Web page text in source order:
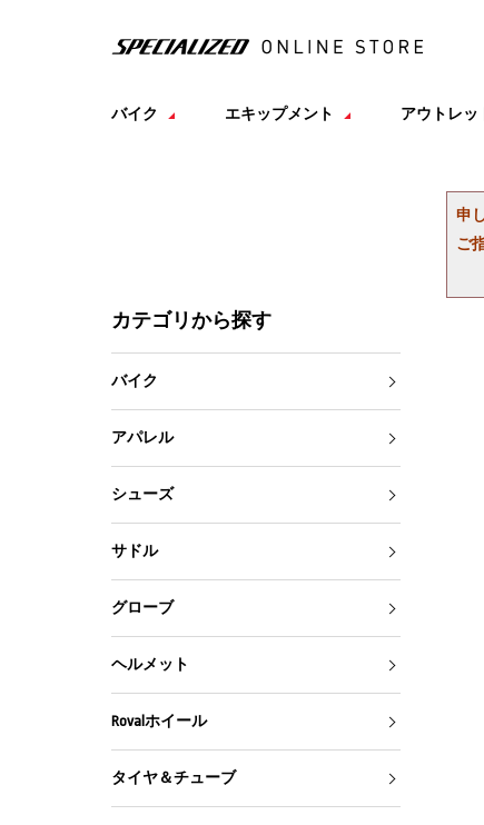
バイク エキップメント アウトレッ
申
ご
カテゴリから探す
バイク
アパレル
シューズ
サドル
グローブ
ヘルメット
Rovalホイール
タイヤ＆チューブ